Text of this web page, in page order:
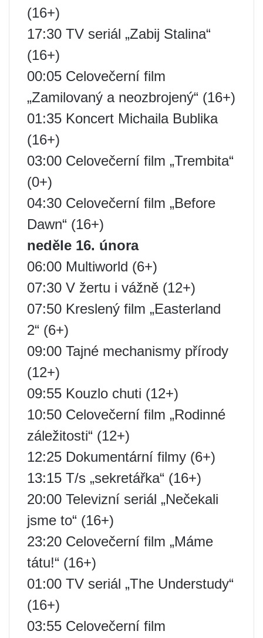
(16+)
17:30 TV seriál „Zabij Stalina“
(16+)
00:05 Celovečerní film
„Zamilovaný a neozbrojený“ (16+)
01:35 Koncert Michaila Bublika
(16+)
03:00 Celovečerní film „Trembita“
(0+)
04:30 Celovečerní film „Before
Dawn“ (16+)
neděle 16. února
06:00 Multiworld (6+)
07:30 V žertu i vážně (12+)
07:50 Kreslený film „Easterland
2“ (6+)
09:00 Tajné mechanismy přírody
(12+)
09:55 Kouzlo chuti (12+)
10:50 Celovečerní film „Rodinné
záležitosti“ (12+)
12:25 Dokumentární filmy (6+)
13:15 T/s „sekretářka“ (16+)
20:00 Televizní seriál „Nečekali
jsme to“ (16+)
23:20 Celovečerní film „Máme
tátu!“ (16+)
01:00 TV seriál „The Understudy“
(16+)
03:55 Celovečerní film